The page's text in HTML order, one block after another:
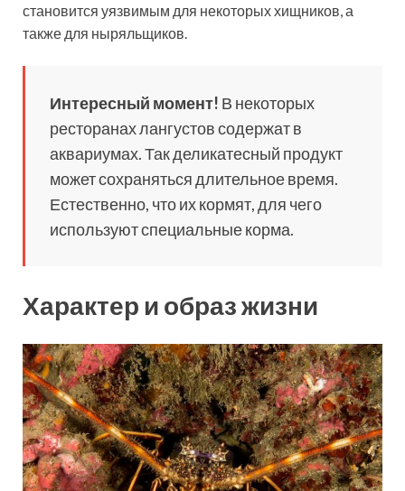
становится уязвимым для некоторых хищников, а
также для ныряльщиков.
Интересный момент! В некоторых
ресторанах лангустов содержат в
аквариумах. Так деликатесный продукт
может сохраняться длительное время.
Естественно, что их кормят, для чего
используют специальные корма.
Характер и образ жизни